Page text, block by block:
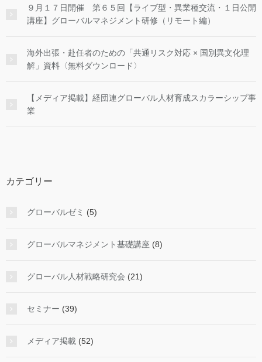
９月１７日開催 第６５回【ライブ型・異業種交流・１日公開
講座】グローバルマネジメント研修（リモート編）
海外出張・赴任者のための「共通リスク対応 × 国別異文化理
解」資料〈無料ダウンロード〉
【メディア掲載】経団連グローバル人材育成スカラーシップ事
業
カテゴリー
グローバルゼミ (5)
グローバルマネジメント基礎講座 (8)
グローバル人材戦略研究会 (21)
セミナー (39)
メディア掲載 (52)